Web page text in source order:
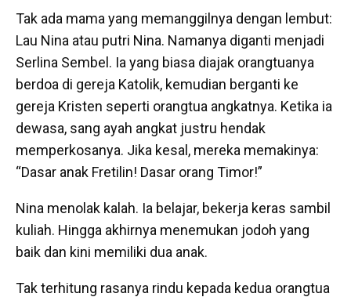
Tak ada mama yang memanggilnya dengan lembut:
Lau Nina atau putri Nina. Namanya diganti menjadi
Serlina Sembel. Ia yang biasa diajak orangtuanya
berdoa di gereja Katolik, kemudian berganti ke
gereja Kristen seperti orangtua angkatnya. Ketika ia
dewasa, sang ayah angkat justru hendak
memperkosanya. Jika kesal, mereka memakinya:
“Dasar anak Fretilin! Dasar orang Timor!”
Nina menolak kalah. Ia belajar, bekerja keras sambil
kuliah. Hingga akhirnya menemukan jodoh yang
baik dan kini memiliki dua anak.
Tak terhitung rasanya rindu kepada kedua orangtua